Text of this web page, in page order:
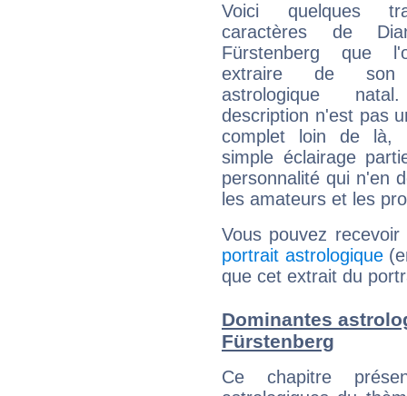
Voici quelques
caractères de
Fürstenberg que
extraire de son
astrologique
description n'est pas
complet loin de là,
simple éclairage
personnalité qui n'en
les amateurs et les
Vous pouvez
portrait astrologique
que cet extrait du
Dominantes
Fürstenberg
Ce chapitre